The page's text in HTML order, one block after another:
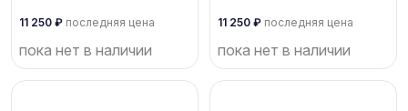
1/1
11 250 ₽ последняя цена
пока нет в наличии
1/1
11 250 ₽ последняя цена
пока нет в наличии